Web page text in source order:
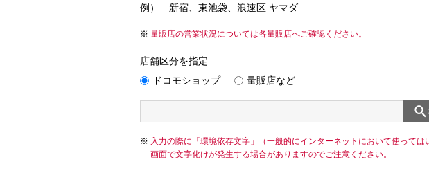
例） 新宿、東池袋、浪速区 ヤマダ
量販店の営業状況については各量販店へご確認ください。
店舗区分を指定
ドコモショップ
量販店など
入力の際に「環境依存文字」（一般的にインターネットにおいて使って
画面で文字化けが発生する場合がありますのでご注意ください。